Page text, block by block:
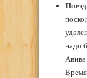
надо